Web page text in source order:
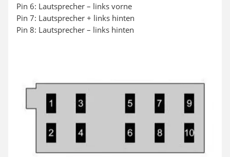
Pin 6: Lautsprecher – links vorne
Pin 7: Lautsprecher + links hinten
Pin 8: Lautsprecher – links hinten